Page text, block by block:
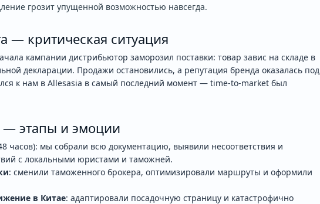
грозит упущенной возможностью навсегда.
— критическая ситуация
кампании дистрибьютор заморозил поставки: товар завис на складе в
декларации. Продажи остановились, а репутация бренда оказалась под
к нам в Allesasia в самый последний момент — time-to-market был
этапы и эмоции
часов): мы собрали всю документацию, выявили несоответствия и
с локальными юристами и таможней.
: сменили таможенного брокера, оптимизировали маршруты и оформили
в Китае: адаптировали посадочную страницу и катастрофично